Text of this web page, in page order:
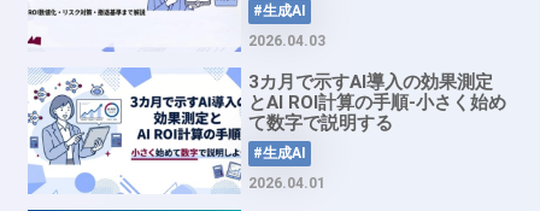
#生成AI
2026.04.03
3カ月で示すAI導入の効果測定
とAI ROI計算の手順-小さく始め
て数字で説明する
#生成AI
2026.04.01